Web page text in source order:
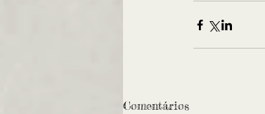
Comentários